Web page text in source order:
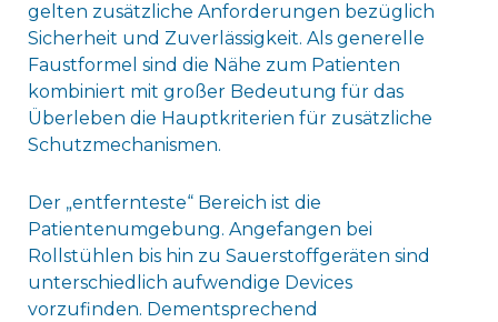
gelten zusätzliche Anforderungen bezüglich
Sicherheit und Zuverlässigkeit. Als generelle
Faustformel sind die Nähe zum Patienten
kombiniert mit großer Bedeutung für das
Überleben die Hauptkriterien für zusätzliche
Schutzmechanismen.
Der „entfernteste“ Bereich ist die
Patientenumgebung. Angefangen bei
Rollstühlen bis hin zu Sauerstoffgeräten sind
unterschiedlich aufwendige Devices
vorzufinden. Dementsprechend